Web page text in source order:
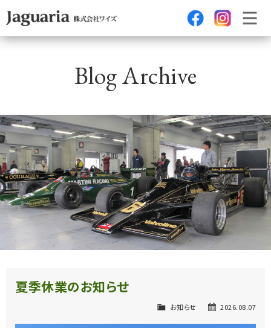
Blog Archive
夏季休業のお知らせ
2026.08.07
お知らせ